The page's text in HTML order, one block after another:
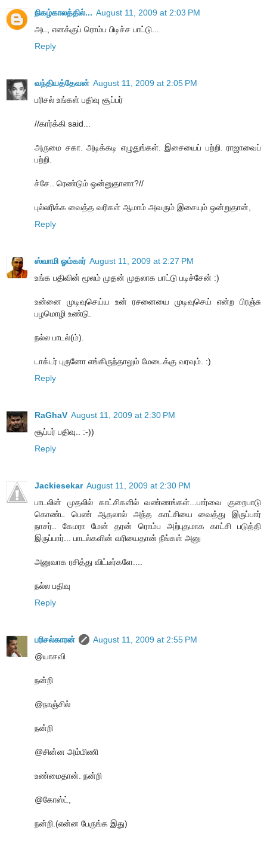
நிகழ்காலத்தில்... August 11, 2009 at 2:03 PM
அட, எனக்குப் ரொம்ப பிடிச்ச பாட்டு...
Reply
வந்தியத்தேவன் August 11, 2009 at 2:05 PM
பரிசல் உங்கள் பதிவு சூப்பர்
//கார்க்கி said...
அருமை சகா. அடிக்கடி எழுதுங்கள். இசையைப் பற்றி. ராஜாவைப்
பற்றி.
ச்சே.. ரெண்டும் ஒன்னுதானா?//
புல்லரிக்க வைத்த வரிகள் ஆமாம் அவரும் இசையும் ஒன்றுதான்,
Reply
ஸ்வாமி ஓம்கார் August 11, 2009 at 2:27 PM
உங்க பதிவின் மூலம் முதன் முதலாக பாட்டு படிச்சேன் :)
உன்னை முடிவுசெய்ய உன் ரசனையை முடிவுசெய் என்ற பிரஞ்சு
பழமொழி உண்டு.
நல்ல பாடல்(ம்).
டாக்டர் புருனோ எங்கிருந்தாலும் மேடைக்கு வரவும். :)
Reply
RaGhaV August 11, 2009 at 2:30 PM
சூப்பர் பதிவு.. :-))
Reply
Jackiesekar August 11, 2009 at 2:30 PM
பாடலின் முதலில் காட்சிகளில் வண்ணங்கள்...பார்வை குறைபாடு
கொண்ட பெண் ஆதலால் அந்த காட்சியை வைத்து இருப்பார்
நாசர்.. கேமரா மேன் தரன் ரொம்ப அற்புதமாக காட்சி படுத்தி
இருப்பார்... பாடல்களின் வரியைதான் நீங்கள் அனு
அனுவாக ரசித்து விட்டீர்களே....
நல்ல பதிவு
Reply
பரிசல்காரன்
August 11, 2009 at 2:55 PM
@யாசவி
நன்றி
@நாஞ்சில்
நன்றி
@சின்ன அம்மிணி
உண்மைதான். நன்றி
@கோஸ்ட்,
நன்றி.(என்ன பேருங்க இது)